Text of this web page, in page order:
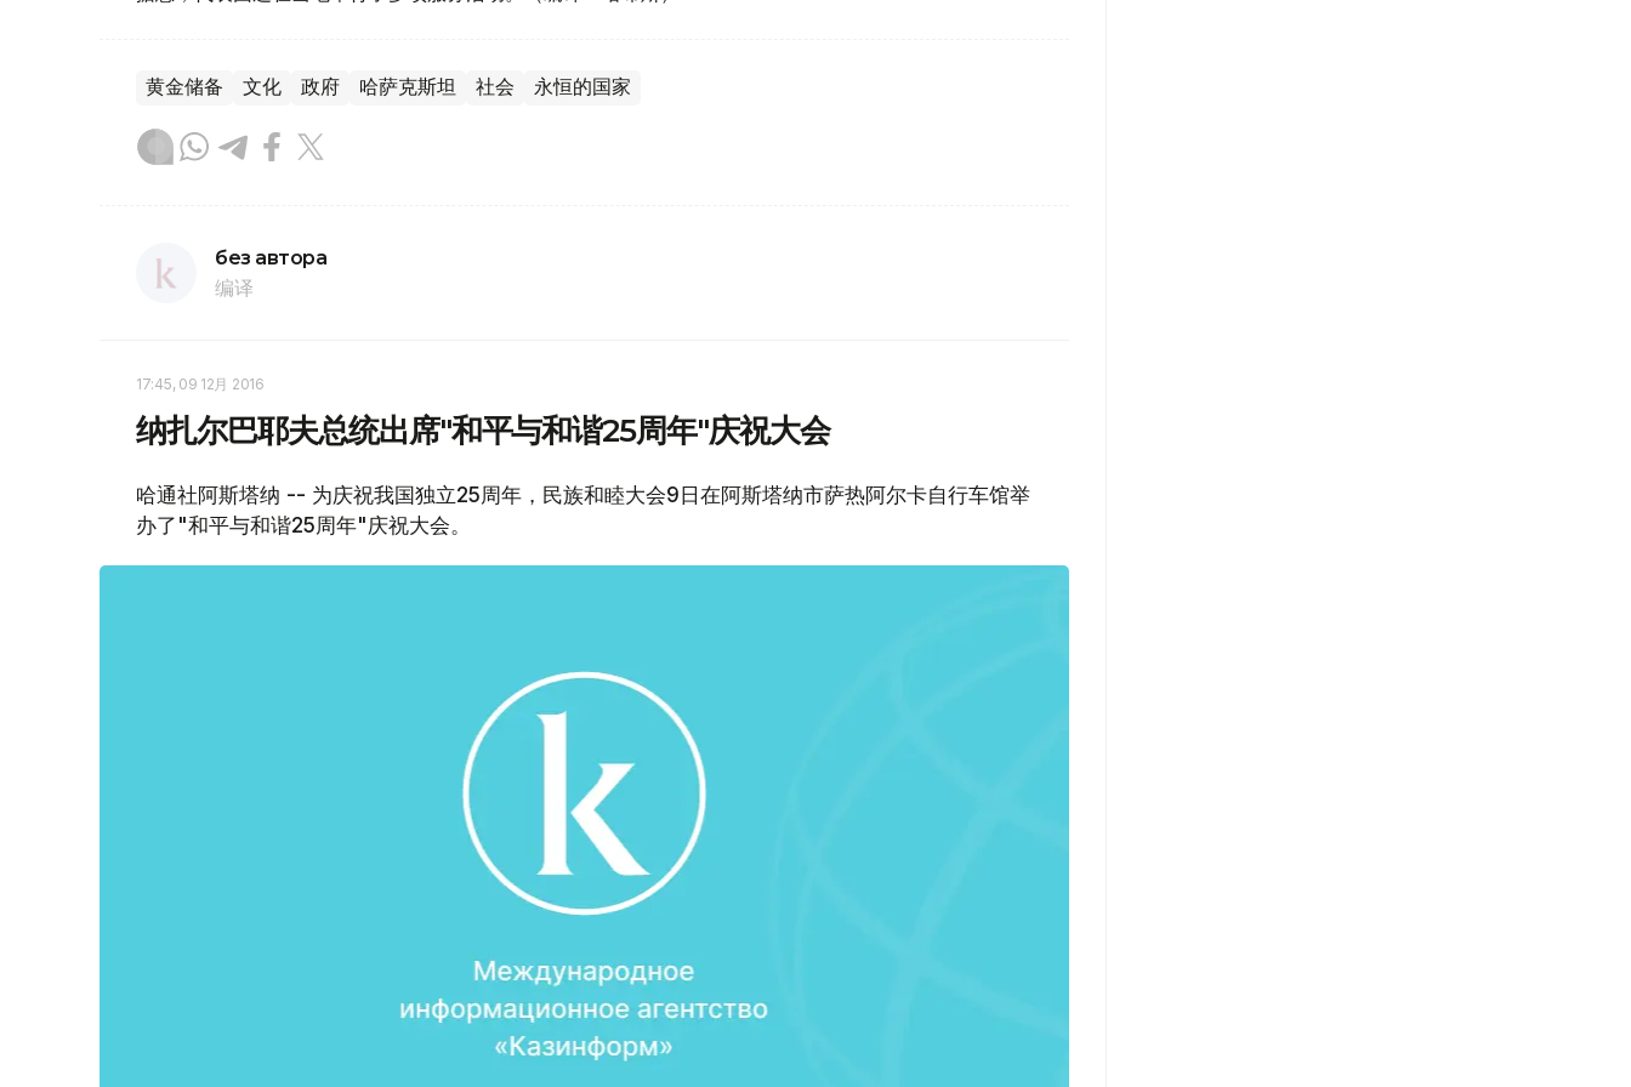
黄金储备 文化 政府 哈萨克斯坦 社会 永恒的国家
без автора
编译
17:45, 09 12月 2016
纳扎尔巴耶夫总统出席"和平与和谐25周年"庆祝大会
哈通社阿斯塔纳 -- 为庆祝我国独立25周年，民族和睦大会9日在阿斯塔纳市萨热阿尔卡自行车馆举
办了"和平与和谐25周年"庆祝大会。